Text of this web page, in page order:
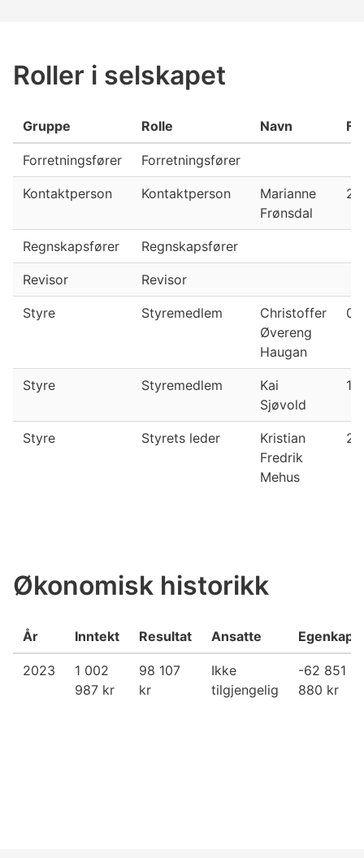
Roller i selskapet
Gruppe Rolle Navn
Forretningsfører Forretningsfører
Kontaktperson Kontaktperson
Marianne
Frønsdal
Regnskapsfører Regnskapsfører
Revisor Revisor
Styre Styremedlem
Christoffer
Øvereng
Haugan
Styre Styremedlem
Kai
Sjøvold
Styre Styrets leder
Kristian
Fredrik
Mehus
Økonomisk historikk
År Inntekt Resultat Ansatte
2023
1 002
987 kr
98 107
kr
Ikke
tilgjengelig
-62 851
880 kr